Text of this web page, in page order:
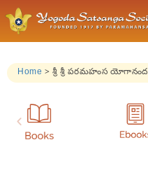
Home > శ్రీ శ్రీ పరమహంస యోగానంద